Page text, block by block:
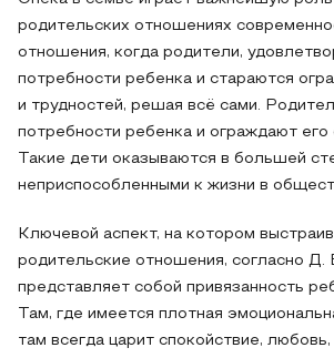
родительских отношениях
отношения, когда родители,
потребности ребенка и стараются
и трудностей, решая всё сами.
потребности ребенка и ограждают его
Такие дети оказываются в большей
неприспособленными к жизни в
Ключевой аспект, на котором
родительские отношения, согласно Д.
представляет собой привязанность
Там, где имеется плотная
там всегда царит спокойствие,